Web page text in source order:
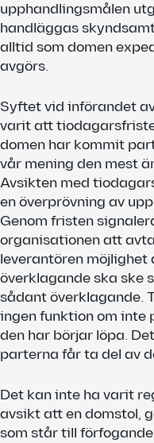
upphandlingsmålen
handläggas
alltid som domen
avgörs.
Syftet vid införandet
varit att
domen har kommit
vår mening den mest
Avsikten med
en överprövning av
Genom fristen
organisationen att
leverantören
överklagande ska ske
sådant överklagande.
ingen funktion om
den har börjar löpa.
parterna får ta del av
Det kan inte ha varit
avsikt att en domstol,
som står till